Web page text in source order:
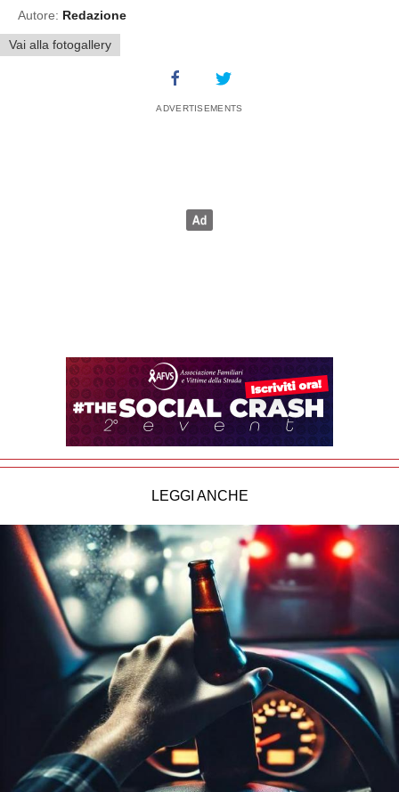
Autore: Redazione
Vai alla fotogallery
LEGGI ANCHE